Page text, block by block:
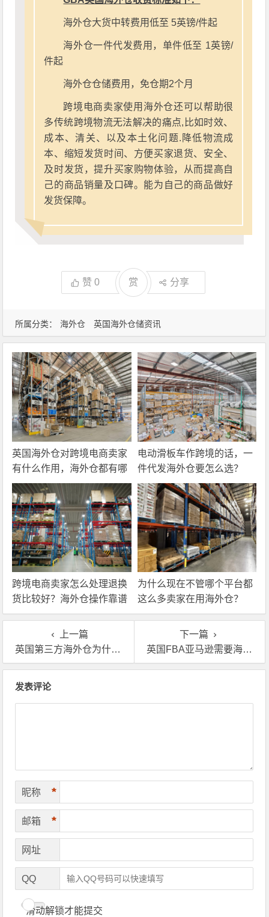
所属分类： 海外仓 英国海外仓储资讯
海外仓大货中转费用低至 5英镑/件起
海外仓一件代发费用，单件低至 1英镑/
件起
海外仓仓储费用，免仓期2个月
跨境电商卖家使用海外仓还可以帮助很
多传统跨境物流无法解决的痛点,比如时效、
成本、清关、以及本土化问题.降低物流成
本、缩短发货时间、方便买家退货、安全、
及时发货，提升买家购物体验，从而提高自
己的商品销量及口碑。能为自己的商品做好
发货保障。
赞0 赏 分享
英国海外仓对跨境电商卖家
有什么作用，海外仓都有哪
些核心服务？
电动滑板车作跨境的话，一
件代发海外仓要怎么选？
跨境电商卖家怎么处理退换
货比较好？海外仓操作靠谱
吗？
为什么现在不管哪个平台都
这么多卖家在用海外仓？
上一篇
英国第三方海外仓为什么这么重要？很多人都不知道
下一篇
英国FBA亚马逊需要海外仓换标？这些地方你要注意哦
发表评论
昵称 *
邮箱 *
网址
QQ
滑动解锁才能提交